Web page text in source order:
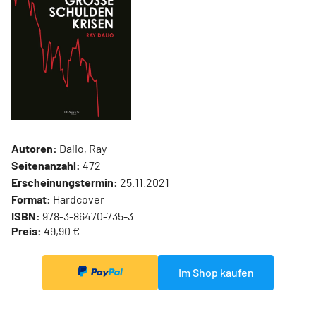
Autoren: Dalio, Ray
Seitenanzahl: 472
Erscheinungstermin: 25.11.2021
Format: Hardcover
ISBN: 978-3-86470-735-3
Preis: 49,90 €
Im Shop kaufen